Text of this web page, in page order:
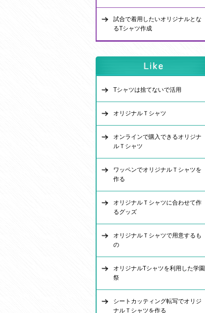
試合で着用したいオリジナルとな
るTシャツ作成
Tシャツは捨てないで活用
オリジナルＴシャツ
オンラインで購入できるオリジナ
ルＴシャツ
ワッペンでオリジナルＴシャツを
作る
オリジナルＴシャツに合わせて作
るグッズ
オリジナルＴシャツで用意するも
の
オリジナルTシャツを利用した学園
祭
シートカッティング転写でオリジ
ナルＴシャツを作る